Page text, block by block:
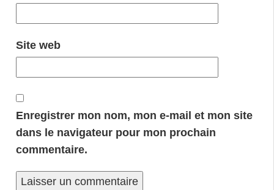
Site web
Enregistrer mon nom, mon e-mail et mon site
dans le navigateur pour mon prochain
commentaire.